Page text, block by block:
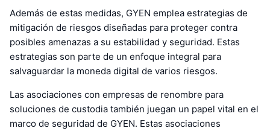
Además de estas medidas, GYEN emplea estrategias de
mitigación de riesgos diseñadas para proteger contra
posibles amenazas a su estabilidad y seguridad. Estas
estrategias son parte de un enfoque integral para
salvaguardar la moneda digital de varios riesgos.
Las asociaciones con empresas de renombre para
soluciones de custodia también juegan un papel vital en el
marco de seguridad de GYEN. Estas asociaciones